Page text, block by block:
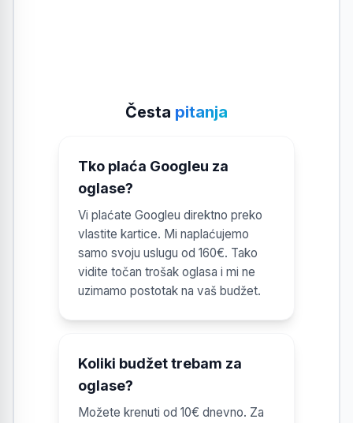
Česta pitanja
Tko plaća Googleu za
oglase?
Vi plaćate Googleu direktno preko
vlastite kartice. Mi naplaćujemo
samo svoju uslugu od 160€. Tako
vidite točan trošak oglasa i mi ne
uzimamo postotak na vaš budžet.
Koliki budžet trebam za
oglase?
Možete krenuti od 10€ dnevno. Za